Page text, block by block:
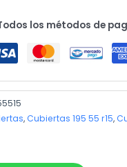
los métodos de
,Cubiertas 195 55 r15,